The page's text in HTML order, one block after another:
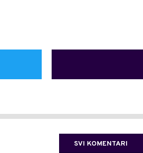
SVI KOMENTARI